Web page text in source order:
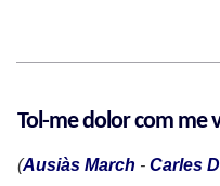
Tol-me dolor com me
(Ausiàs March - Carles